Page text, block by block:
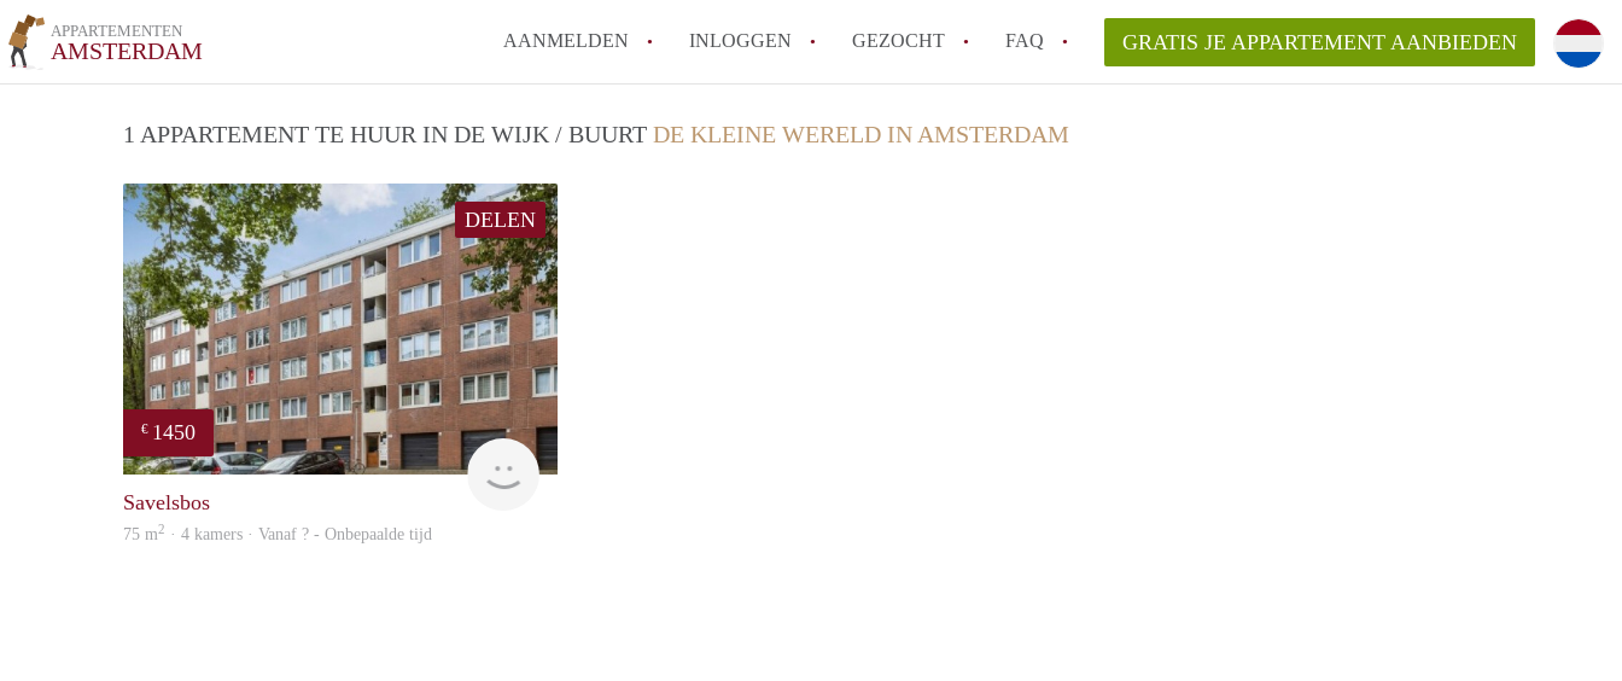
APPARTEMENTEN
AMSTERDAM AANMELDEN INLOGGEN GEZOCHT FAQ GRATIS JE APPARTEMENT AANBIEDEN
1 APPARTEMENT TE HUUR IN DE WIJK / BUURT DE KLEINE WERELD IN AMSTERDAM
DELEN
€ 1450
finder
Savelsbos
75 m2 · 4 kamers · Vanaf ? - Onbepaalde tijd